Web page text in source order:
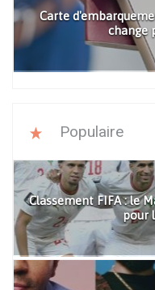
Carte
change
Populaire
Classement FIFA : le
pour